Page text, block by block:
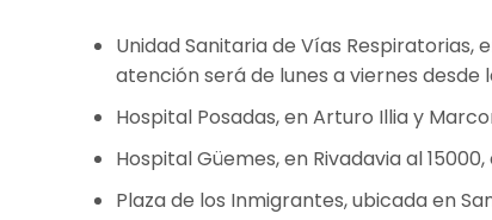
Unidad Sanitaria de Vías Respiratorias,
atención será de lunes a viernes desde
Hospital Posadas, en Arturo Illia y
Hospital Güemes, en Rivadavia al 15000,
Plaza de los Inmigrantes, ubicada en